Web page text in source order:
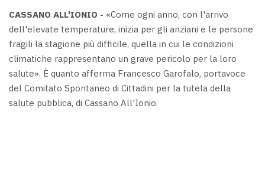
CASSANO ALL'IONIO - «Come ogni anno, con l'arrivo
dell'elevate temperature, inizia per gli anziani e le persone
fragili la stagione più difficile, quella in cui le condizioni
climatiche rappresentano un grave pericolo per la loro
salute». È quanto afferma Francesco Garofalo, portavoce
del Comitato Spontaneo di Cittadini per la tutela della
salute pubblica, di Cassano All'Ionio.